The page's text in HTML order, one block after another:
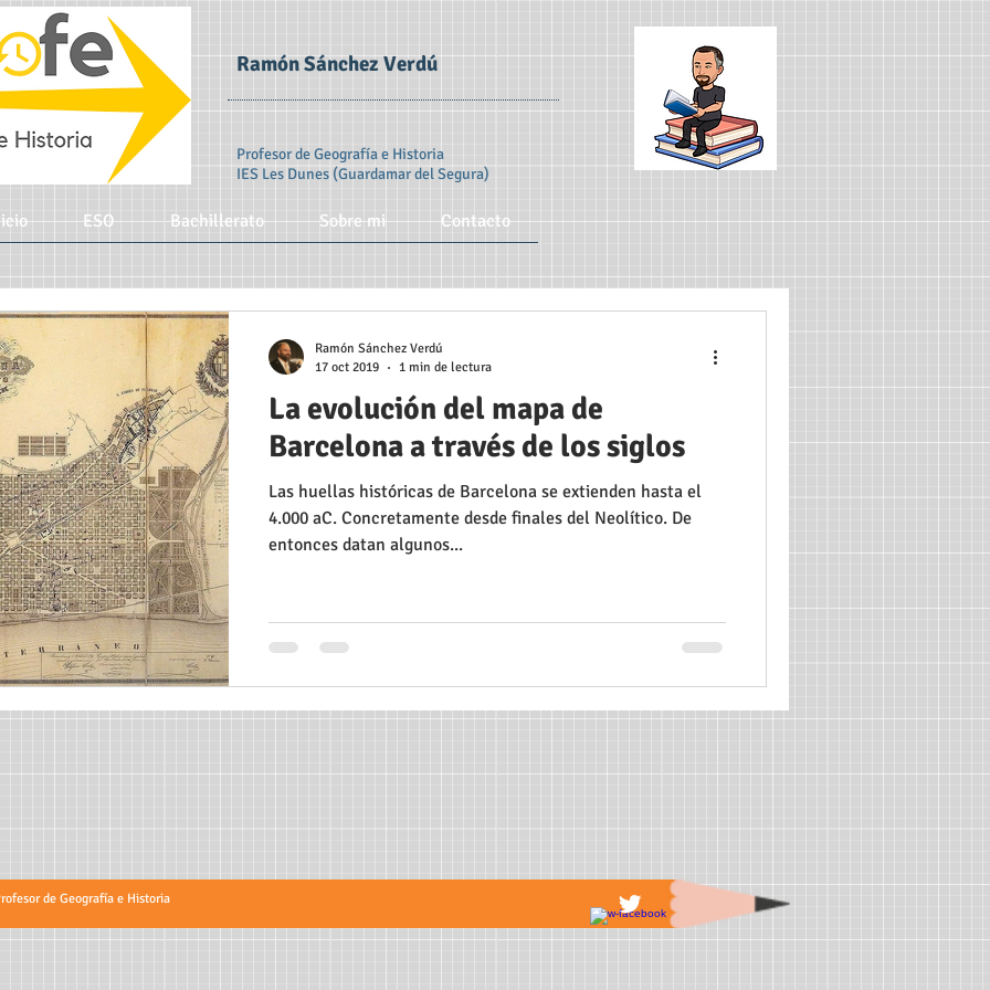
Ramón Sánchez Verdú
Profesor de Geografía e Historia
IES Les Dunes (Guardamar del Segura)
ESO Bachillerato Sobre mi Contacto
La evolución del mapa de
Barcelona a través de los siglos
Las huellas históricas de Barcelona se extienden hasta el
4.000 aC. Concretamente desde finales del Neolítico. De
entonces datan algunos...
Ramón Sánchez Verdú
17 oct 2019
1 min de lectura
de Geografía e Historia